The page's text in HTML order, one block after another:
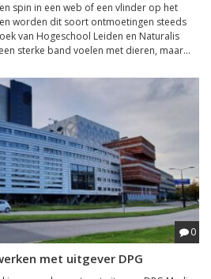
spin in een web of een vlinder op het
worden dit soort ontmoetingen steeds
van Hogeschool Leiden en Naturalis
sterke band voelen met dieren, maar...
0
met uitgever DPG